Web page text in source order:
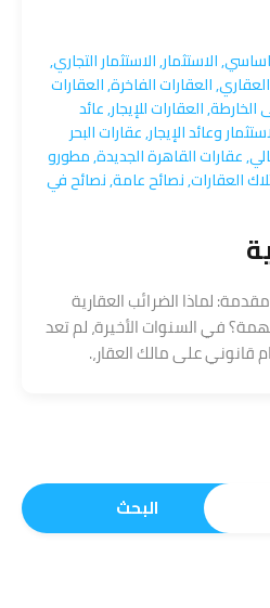
اساسي,الاستثمار,الاستثمار التجاري,
,العقارات الفاخرة,العقارات
الخارطة,العقارات للإيجار,عائد
وعائد الإيجار,عقارات البحر
,عقارات القاهرة الجديدة,مطورو
العقارات,نصائح عامة,نصائح في
لماذا الضرائب العقارية
في السنوات الأخيرة، لم تعد
قانوني على مالك العقار،.
البحث